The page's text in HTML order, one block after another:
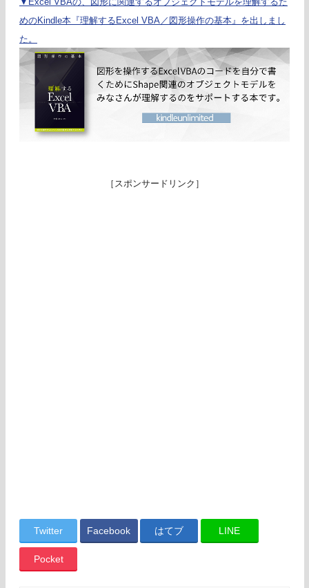
めのKindle本『理解するExcel VBA／図形操作の基本』を出しまし
た。
［スポンサードリンク］
Twitter Facebook はてブ LINE
Pocket